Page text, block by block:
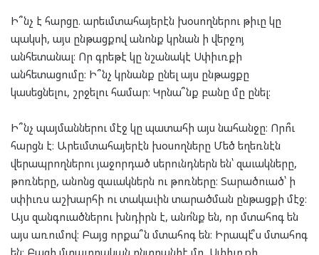
Ի՞նչ է հարցը. արեւմտահայերէն խօսողներու թիւը կը
պակսի, այս ընթացքով անոնք կրնան ի վերջոյ
անհետանալ։ Որ գրեթէ կը նշանակէ Սփիւռքի
անհետացումը։ Ի՞նչ կրնանք ընել այս ընթացքը
կասեցնելու, շրջելու համար։ Կրնա՞նք բանը մը ընել։
Ի՞նչ պայմաններու մէջ կը պատահի այս նահանջը։ Որո՞ւ
հարցն է։ Արեւմտահայերէն խօսողները Մեծ եղեռնէն
վերապրողներու յաջորդած սերունդներն են՝ զաւակները,
թոռները, անոնց զաւակներն ու թոռները։ Տարածուած՝ ի
սփիւռս աշխարհի ու տակաւին տարածման ընթացքի մէջ։
Այս զանգուածներու խնդիրն է, անո՛նք են, որ մտահոգ են
այս առումով։ Բայց որքա՞ն մտահոգ են։ Իրապէ՞ս մտահոգ
են։ Բացի մտաւորական ընտրանիէ մը, Սփիւռքի